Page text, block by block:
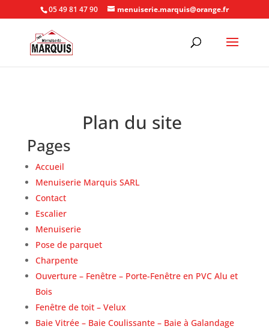
05 49 81 47 90 menuiserie.marquis@orange.fr
Plan du site
Pages
Accueil
Menuiserie Marquis SARL
Contact
Escalier
Menuiserie
Pose de parquet
Charpente
Ouverture – Fenêtre – Porte-Fenêtre en PVC Alu et
Bois
Fenêtre de toit – Velux
Baie Vitrée – Baie Coulissante – Baie à Galandage